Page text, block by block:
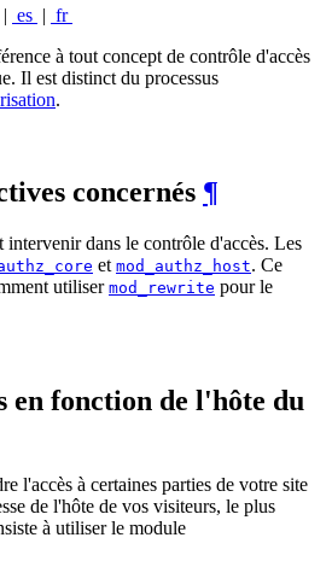
| es | fr
à tout concept de contrôle d'accès
Il est distinct du processus
.
concernés ¶
intervenir dans le contrôle d'accès. Les
et mod_authz_host. Ce
utiliser mod_rewrite pour le
en fonction de l'hôte du
l'accès à certaines parties de votre site
de l'hôte de vos visiteurs, le plus
à utiliser le module